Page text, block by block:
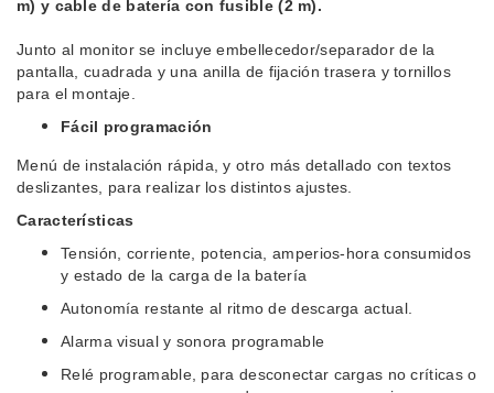
m) y cable de batería con fusible (2 m).
Junto al monitor se incluye embellecedor/separador de la
pantalla, cuadrada y una anilla de fijación trasera y tornillos
para el montaje.
Fácil programación
Menú de instalación rápida, y otro más detallado con textos
deslizantes, para realizar los distintos ajustes.
Características
Tensión, corriente, potencia, amperios-hora consumidos
y estado de la carga de la batería
Autonomía restante al ritmo de descarga actual.
Alarma visual y sonora programable
Relé programable, para desconectar cargas no críticas o